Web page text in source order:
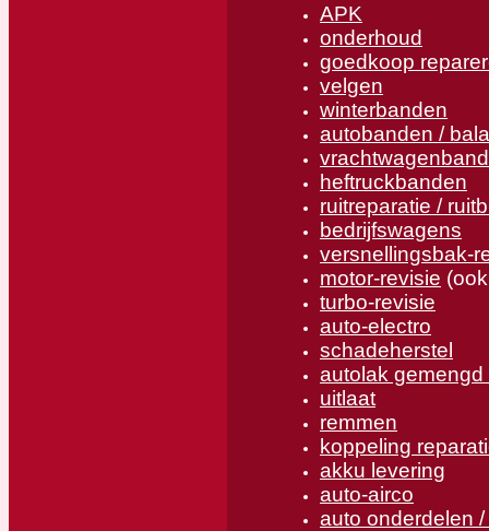
APK
onderhoud
goedkoop
velgen
winterbanden
autobanden /
heftruckbanden
ruitreparatie /
bedrijfswagens
versnellingsbak-
motor-revisie
turbo-revisie
auto-electro
schadeherstel
autolak gemengd
uitlaat
remmen
koppeling
akku levering
auto-airco
auto onderdelen